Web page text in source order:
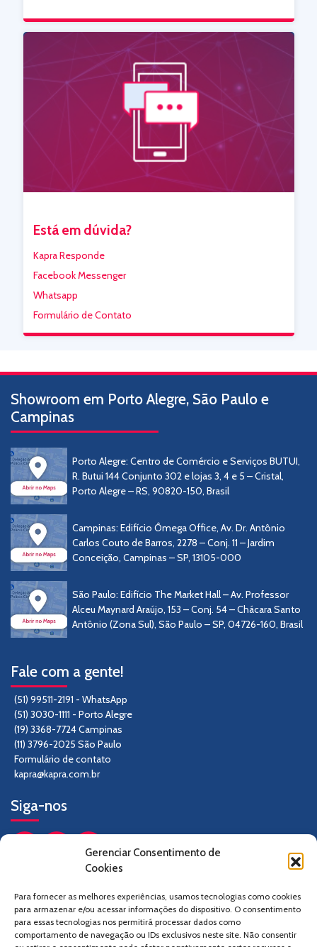
Gerenciar Consentimento de
Cookies
Para fornecer as melhores experiências, usamos tecnologias como cookies
para armazenar e/ou acessar informações do dispositivo. O consentimento
para essas tecnologias nos permitirá processar dados como
comportamento de navegação ou IDs exclusivos neste site. Não consentir
Está em dúvida?
Kapra Responde
Facebook Messenger
Whatsapp
Formulário de Contato
Showroom em Porto Alegre, São Paulo e
Campinas
Porto Alegre: Centro de Comércio e Serviços BUTUI,
R. Butui 144 Conjunto 302 e lojas 3, 4 e 5 – Cristal,
Porto Alegre – RS, 90820-150, Brasil
Campinas: Edifício Ômega Office, Av. Dr. Antônio
Carlos Couto de Barros, 2278 – Conj. 11 – Jardim
Conceição, Campinas – SP, 13105-000
São Paulo: Edifício The Market Hall – Av. Professor
Alceu Maynard Araújo, 153 – Conj. 54 – Chácara Santo
Antônio (Zona Sul), São Paulo – SP, 04726-160, Brasil
Fale com a gente!
(51) 99511-2191 - WhatsApp
(51) 3030-1111 - Porto Alegre
(19) 3368-7724 Campinas
(11) 3796-2025 São Paulo
Formulário de contato
kapra@kapra.com.br
Siga-nos